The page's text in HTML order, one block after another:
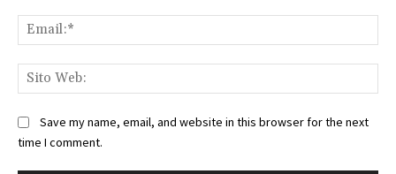
Save my name, email, and website in this browser for the next
time I comment.